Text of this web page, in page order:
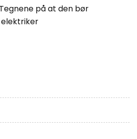
på at den bør